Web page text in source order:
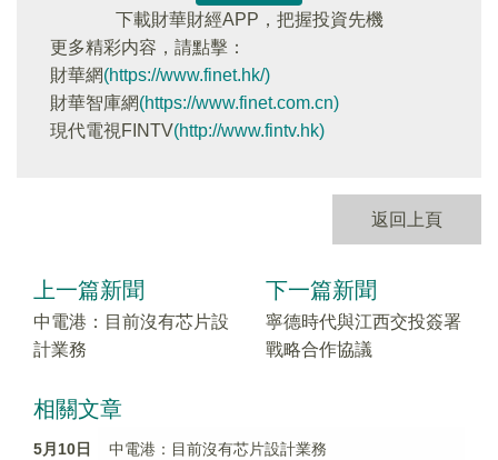
下載財華財經APP，把握投資先機
更多精彩内容，請點擊：
財華網(https://www.finet.hk/)
財華智庫網(https://www.finet.com.cn)
現代電視FINTV(http://www.fintv.hk)
返回上頁
上一篇新聞
中電港：目前沒有芯片設
計業務
下一篇新聞
寧德時代與江西交投簽署
戰略合作協議
相關文章
5月10日 中電港：目前沒有芯片設計業務